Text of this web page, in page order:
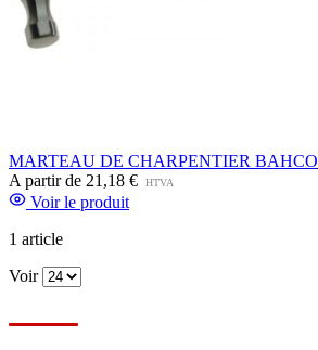
MARTEAU DE CHARPENTIER BAHCO
A partir de 21,18 € HTVA
Voir le produit
1 article
Voir